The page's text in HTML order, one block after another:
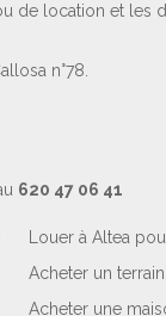
de location et les
n°78.
620 47 06 41
Louer à Altea
Acheter un
Acheter une